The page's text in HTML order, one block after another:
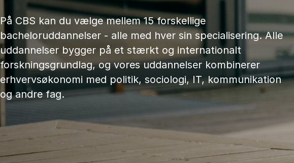
På CBS kan du vælge mellem 15 forskellige
bacheloruddannelser - alle med hver sin specialisering. Alle
uddannelser bygger på et stærkt og internationalt
forskningsgrundlag, og vores uddannelser kombinerer
erhvervsøkonomi med politik, sociologi, IT, kommunikation
og andre fag.